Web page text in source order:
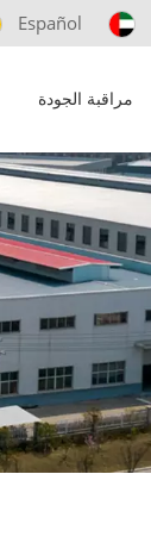
Español
مراقبة الجودة